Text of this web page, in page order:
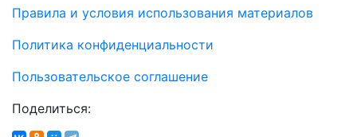
Правила и условия использования материалов
Политика конфиденциальности
Пользовательское соглашение
Поделиться: